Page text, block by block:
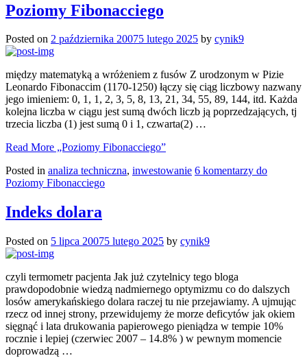
Poziomy Fibonacciego
Posted on 2 października 20075 lutego 2025 by cynik9
między matematyką a wróżeniem z fusów Z urodzonym w Pizie
Leonardo Fibonaccim (1170-1250) łączy się ciąg liczbowy nazwany
jego imieniem: 0, 1, 1, 2, 3, 5, 8, 13, 21, 34, 55, 89, 144, itd. Każda
kolejna liczba w ciągu jest sumą dwóch liczb ją poprzedzających, tj
trzecia liczba (1) jest sumą 0 i 1, czwarta(2) …
Read More „Poziomy Fibonacciego”
Posted in analiza techniczna, inwestowanie 6 komentarzy do
Poziomy Fibonacciego
Indeks dolara
Posted on 5 lipca 20075 lutego 2025 by cynik9
czyli termometr pacjenta Jak już czytelnicy tego bloga
prawdopodobnie wiedzą nadmiernego optymizmu co do dalszych
losów amerykańskiego dolara raczej tu nie przejawiamy. A ujmując
rzecz od innej strony, przewidujemy że morze deficytów jak okiem
sięgnąć i lata drukowania papierowego pieniądza w tempie 10%
rocznie i lepiej (czerwiec 2007 – 14.8% ) w pewnym momencie
doprowadzą …